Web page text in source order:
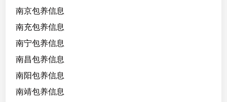
南京包养信息
南充包养信息
南宁包养信息
南昌包养信息
南阳包养信息
南靖包养信息